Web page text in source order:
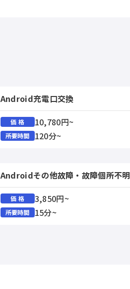
Android充電口交換
価 格 10,780円~
所要時間 120分~
Androidその他故障・故障個所不明
価 格 3,850円~
所要時間 15分~